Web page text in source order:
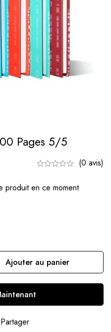
Pages 5/5
(0 avis)
produit en ce moment
Ajouter au panier
Partager